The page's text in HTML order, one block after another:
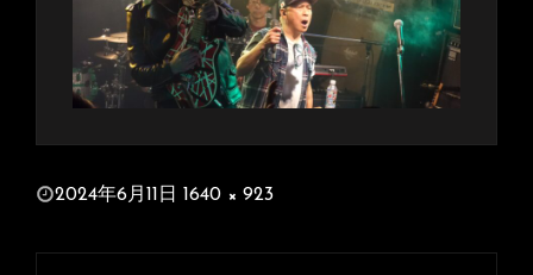
投
日:
2024年6月11日
ル
1640 × 923